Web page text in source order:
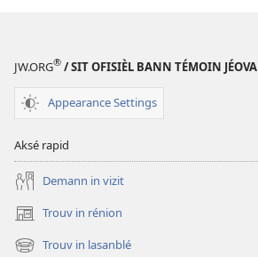
JW.ORG® / SIT OFISIÈL BANN TÉMOIN JÉOVA
Appearance Settings
Aksé rapid
Demann in vizit
Trouv in rénion
(opens
new Trouv in lasanblé
(opens